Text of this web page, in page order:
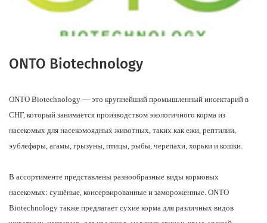
ONTO Biotechnology
ONTO Biotechnology — это крупнейший промышленный инсектарий в
СНГ, который занимается производством экологичного корма из
насекомых для насекомоядных животных, таких как ежи, рептилии,
эублефары, агамы, грызуны, птицы, рыбы, черепахи, хорьки и кошки.
В ассортименте представлены разнообразные виды кормовых
насекомых: сушёные, консервированные и замороженные. ONTO
Biotechnology также предлагает сухие корма для различных видов